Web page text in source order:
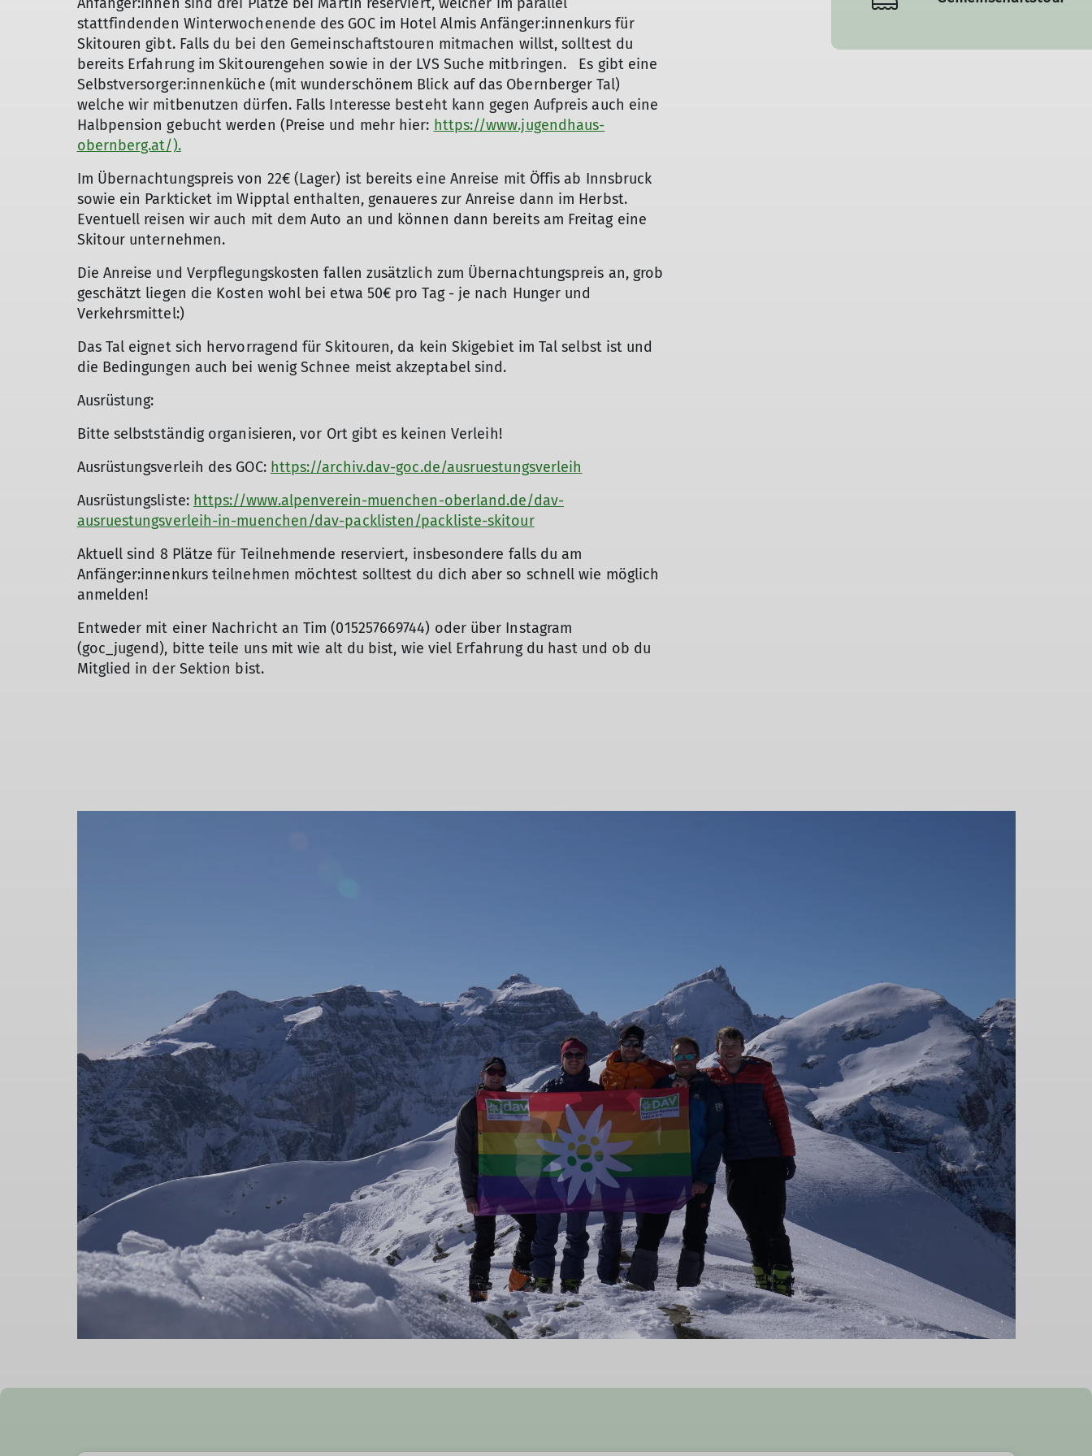
stattfindenden Winterwochenende des GOC im Hotel Almis Anfänger:innenkurs für
Skitouren gibt. Falls du bei den Gemeinschaftstouren mitmachen willst, solltest du
bereits Erfahrung im Skitourengehen sowie in der LVS Suche mitbringen. Es gibt eine
Selbstversorger:innenküche (mit wunderschönem Blick auf das Obernberger Tal)
welche wir mitbenutzen dürfen. Falls Interesse besteht kann gegen Aufpreis auch eine
Halbpension gebucht werden (Preise und mehr hier: https://www.jugendhaus-
obernberg.at/).
Im Übernachtungspreis von 22€ (Lager) ist bereits eine Anreise mit Öffis ab Innsbruck
sowie ein Parkticket im Wipptal enthalten, genaueres zur Anreise dann im Herbst.
Eventuell reisen wir auch mit dem Auto an und können dann bereits am Freitag eine
Skitour unternehmen.
Die Anreise und Verpflegungskosten fallen zusätzlich zum Übernachtungspreis an, grob
geschätzt liegen die Kosten wohl bei etwa 50€ pro Tag - je nach Hunger und
Verkehrsmittel:)
Das Tal eignet sich hervorragend für Skitouren, da kein Skigebiet im Tal selbst ist und
die Bedingungen auch bei wenig Schnee meist akzeptabel sind.
Ausrüstung:
Bitte selbstständig organisieren, vor Ort gibt es keinen Verleih!
Ausrüstungsverleih des GOC: https://archiv.dav-goc.de/ausruestungsverleih
Ausrüstungsliste: https://www.alpenverein-muenchen-oberland.de/dav-
ausruestungsverleih-in-muenchen/dav-packlisten/packliste-skitour
Aktuell sind 8 Plätze für Teilnehmende reserviert, insbesondere falls du am
Anfänger:innenkurs teilnehmen möchtest solltest du dich aber so schnell wie möglich
anmelden!
Entweder mit einer Nachricht an Tim (015257669744) oder über Instagram
(goc_jugend), bitte teile uns mit wie alt du bist, wie viel Erfahrung du hast und ob du
Mitglied in der Sektion bist.